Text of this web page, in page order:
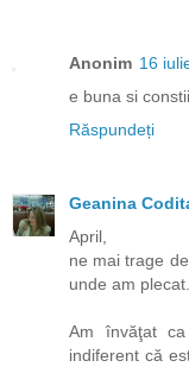
Anonim 16
e buna si
Răspundeți
Geanina
April,
ne mai trage
unde am plecat...
Am învăţat
indiferent că